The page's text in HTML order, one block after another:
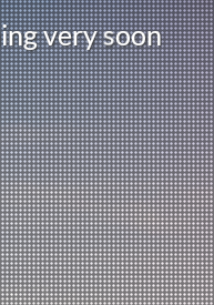
ingverysoon